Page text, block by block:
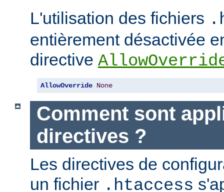
L'utilisation des fichiers
entièrement désactivée
directive
AllowOverride None
Comment sont
directives ?
Les directives de
un fichier .htaccess